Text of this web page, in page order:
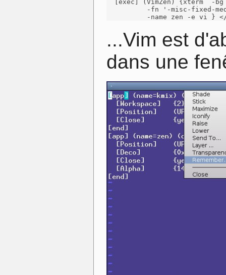
[exec] (VimZen) {xterm  -
-fn '-misc-fixed-
-name zen -e vi }
...Vim est
dans une